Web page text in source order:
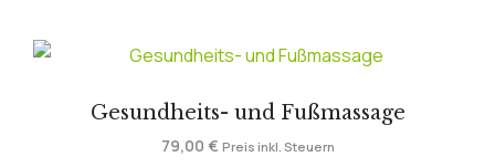
Gesundheits- und Fußmassage
79,00 € Preis inkl. Steuern